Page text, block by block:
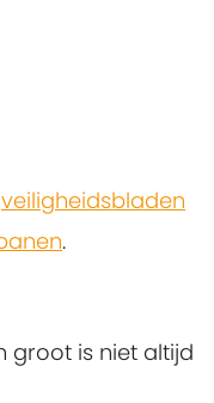
veiligheidsbladen
.
groot is niet altijd